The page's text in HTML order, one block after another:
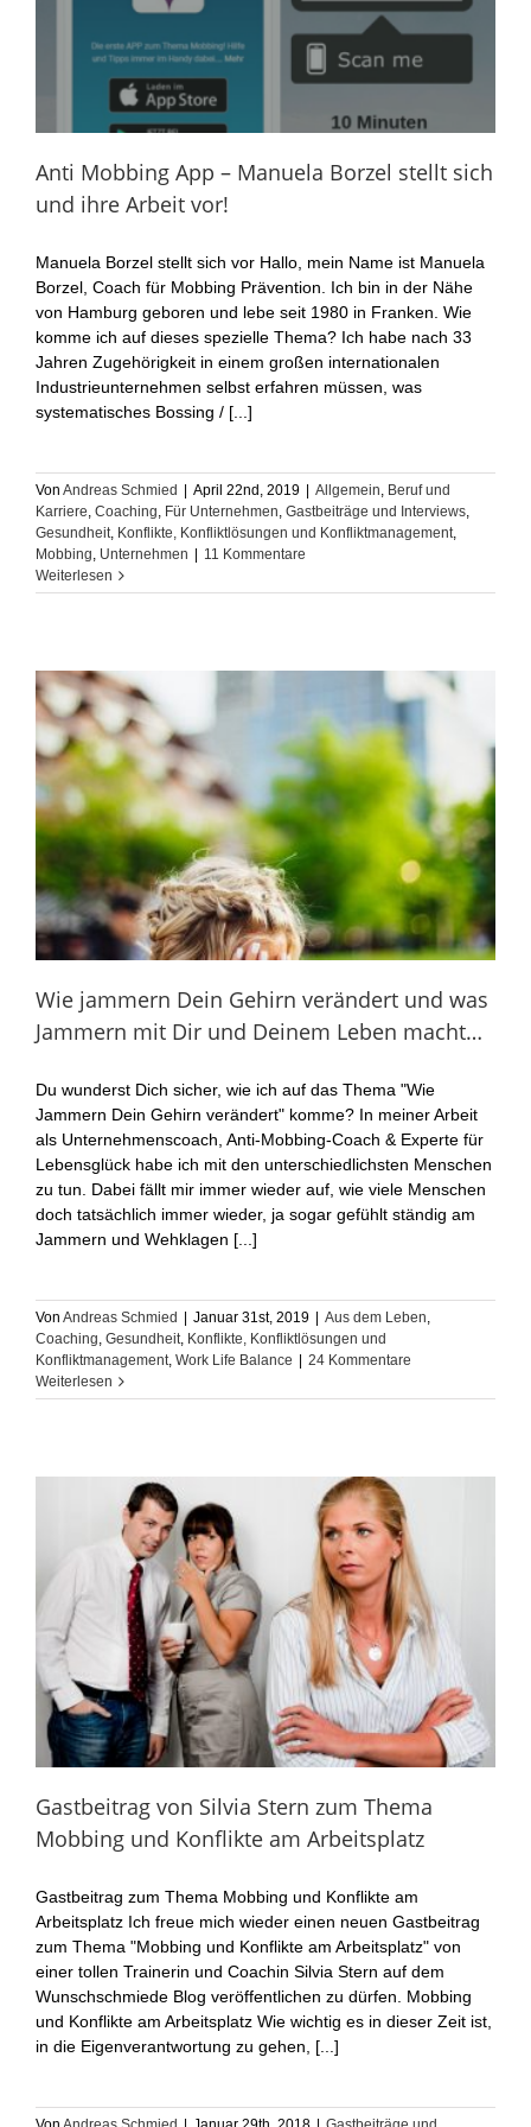
Anti Mobbing App – Manuela Borzel stellt sich
und ihre Arbeit vor!
Manuela Borzel stellt sich vor Hallo, mein Name ist Manuela
Borzel, Coach für Mobbing Prävention. Ich bin in der Nähe
von Hamburg geboren und lebe seit 1980 in Franken. Wie
komme ich auf dieses spezielle Thema? Ich habe nach 33
Jahren Zugehörigkeit in einem großen internationalen
Industrieunternehmen selbst erfahren müssen, was
systematisches Bossing / [...]
Von Andreas Schmied | April 22nd, 2019 | Allgemein Beruf und
Karriere Coaching Für Unternehmen Gastbeiträge und Interviews
Gesundheit Konflikte, Konfliktlösungen und Konfliktmanagement
Mobbing Unternehmen | 11 Kommentare
Weiterlesen
Wie jammern Dein Gehirn verändert und was
Jammern mit Dir und Deinem Leben macht…
Du wunderst Dich sicher, wie ich auf das Thema "Wie
Jammern Dein Gehirn verändert" komme? In meiner Arbeit
als Unternehmenscoach, Anti-Mobbing-Coach & Experte für
Lebensglück habe ich mit den unterschiedlichsten Menschen
zu tun. Dabei fällt mir immer wieder auf, wie viele Menschen
doch tatsächlich immer wieder, ja sogar gefühlt ständig am
Jammern und Wehklagen [...]
Von Andreas Schmied Januar 31st, 2019 Aus dem Leben,
Coaching, Gesundheit, Konflikte, Konfliktlösungen und
Konfliktmanagement, Work Life Balance
24 Kommentare
Weiterlesen
Gastbeitrag von Silvia Stern zum Thema
Mobbing und Konflikte am Arbeitsplatz
Gastbeitrag zum Thema Mobbing und Konflikte am
Arbeitsplatz Ich freue mich wieder einen neuen Gastbeitrag
zum Thema "Mobbing und Konflikte am Arbeitsplatz" von
einer tollen Trainerin und Coachin Silvia Stern auf dem
Wunschschmiede Blog veröffentlichen zu dürfen. Mobbing
und Konflikte am Arbeitsplatz Wie wichtig es in dieser Zeit ist,
in die Eigenverantwortung zu gehen, [...]